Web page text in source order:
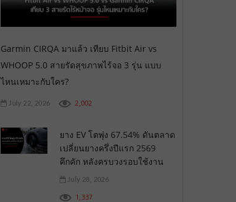
Garmin CIRQA มาแล้ว เทียบ Fitbit Air vs
WHOOP 5.0 สายรัดสุขภาพไร้จอ 3 รุ่น แบบ
ไหนเหมาะกับใคร?
July 22, 2026 2,002
ยาง EV โตพุ่ง 67.54% ดันตลาด
เปลี่ยนยางครึ่งปีแรก 2569
คึกคัก หลังครบวงรอบใช้งาน
July 28, 2026
1,337